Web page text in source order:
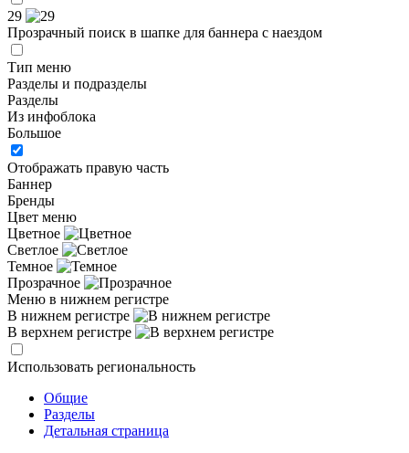
29
Прозрачный поиск в шапке для баннера с наездом
Тип меню
Разделы и подразделы
Разделы
Из инфоблока
Большое
Отображать правую часть
Баннер
Бренды
Цвет меню
Цветное
Светлое
Темное
Прозрачное
Меню в нижнем регистре
В нижнем регистре
В верхнем регистре
Использовать региональность
Общие
Разделы
Детальная страница